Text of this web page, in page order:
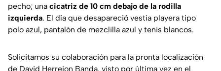
pecho; una cicatriz de 10 cm debajo de la rodilla
izquierda. El día que desapareció vestía playera tipo
polo azul, pantalón de mezclilla azul y tenis blancos.
Solicitamos su colaboración para la pronta localización
de David Herrejon Banda, visto por última vez en el